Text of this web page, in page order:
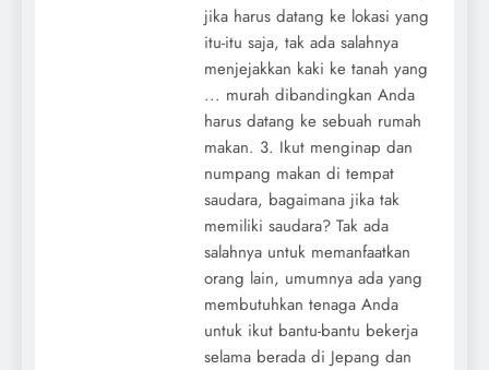
jika harus datang ke lokasi yang
itu-itu saja, tak ada salahnya
menjejakkan kaki ke tanah yang
... murah dibandingkan Anda
harus datang ke sebuah rumah
makan. 3. Ikut menginap dan
numpang makan di tempat
saudara, bagaimana jika tak
memiliki saudara? Tak ada
salahnya untuk memanfaatkan
orang lain, umumnya ada yang
membutuhkan tenaga Anda
untuk ikut bantu-bantu bekerja
selama berada di Jepang dan